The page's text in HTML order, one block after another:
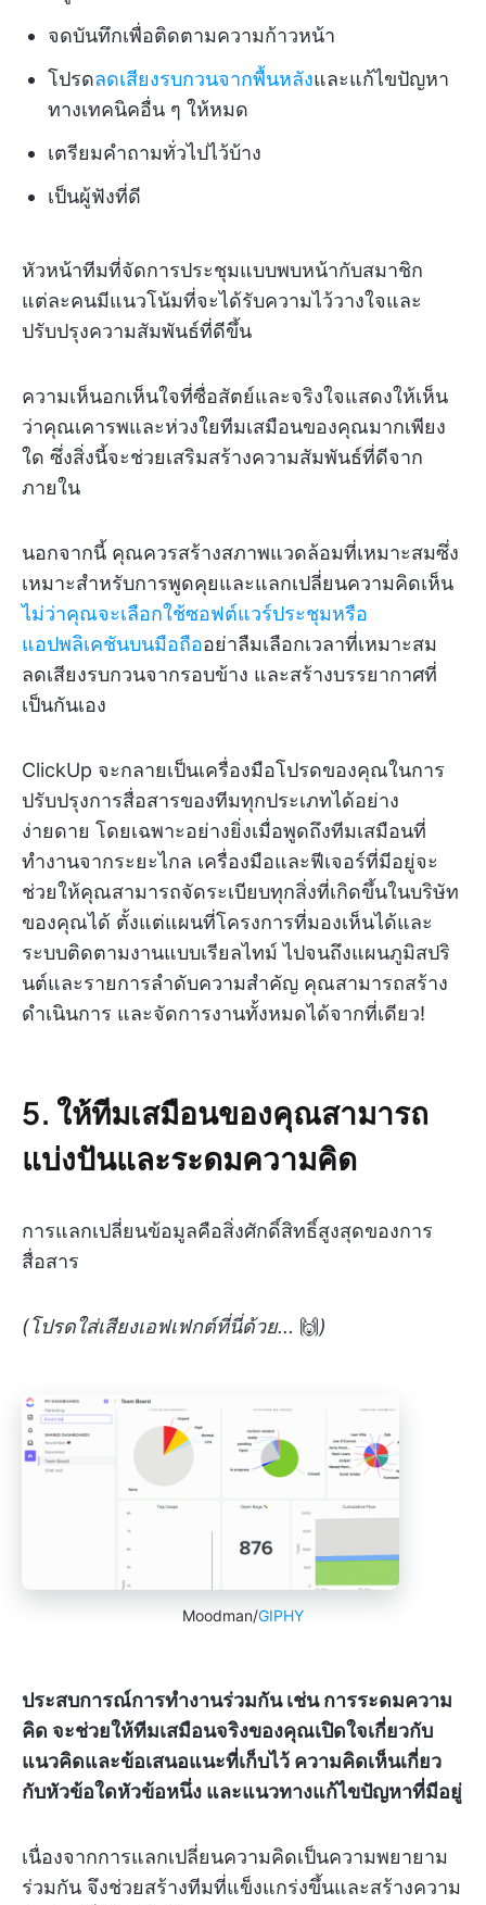
จดบันทึกเพื่อติดตามความก้าวหน้า
โปรดลดเสียงรบกวนจากพื้นหลังและแก้ไขปัญหา
ทางเทคนิคอื่น ๆ ให้หมด
เตรียมคำถามทั่วไปไว้บ้าง
เป็นผู้ฟังที่ดี
หัวหน้าทีมที่จัดการประชุมแบบพบหน้ากับสมาชิก
แต่ละคนมีแนวโน้มที่จะได้รับความไว้วางใจและ
ปรับปรุงความสัมพันธ์ที่ดีขึ้น
ความเห็นอกเห็นใจที่ซื่อสัตย์และจริงใจแสดงให้เห็น
ว่าคุณเคารพและห่วงใยทีมเสมือนของคุณมากเพียง
ใด ซึ่งสิ่งนี้จะช่วยเสริมสร้างความสัมพันธ์ที่ดีจาก
ภายใน
นอกจากนี้ คุณควรสร้างสภาพแวดล้อมที่เหมาะสมซึ่ง
เหมาะสำหรับการพูดคุยและแลกเปลี่ยนความคิดเห็น
ไม่ว่าคุณจะเลือกใช้ซอฟต์แวร์ประชุมหรือ
แอปพลิเคชันบนมือถืออย่าลืมเลือกเวลาที่เหมาะสม
ลดเสียงรบกวนจากรอบข้าง และสร้างบรรยากาศที่
เป็นกันเอง
ClickUp จะกลายเป็นเครื่องมือโปรดของคุณในการ
ปรับปรุงการสื่อสารของทีมทุกประเภทได้อย่าง
ง่ายดาย โดยเฉพาะอย่างยิ่งเมื่อพูดถึงทีมเสมือนที่
ทำงานจากระยะไกล เครื่องมือและฟีเจอร์ที่มีอยู่จะ
ช่วยให้คุณสามารถจัดระเบียบทุกสิ่งที่เกิดขึ้นในบริษัท
ของคุณได้ ตั้งแต่แผนที่โครงการที่มองเห็นได้และ
ระบบติดตามงานแบบเรียลไทม์ ไปจนถึงแผนภูมิสปริ
นต์และรายการลำดับความสำคัญ คุณสามารถสร้าง
ดำเนินการ และจัดการงานทั้งหมดได้จากที่เดียว!
5. ให้ทีมเสมือนของคุณสามารถ
แบ่งปันและระดมความคิด
การแลกเปลี่ยนข้อมูลคือสิ่งศักดิ์สิทธิ์สูงสุดของการ
สื่อสาร
(โปรดใส่เสียงเอฟเฟกต์ที่นี่ด้วย... 🙌)
Moodman/GIPHY
ประสบการณ์การทำงานร่วมกัน เช่น การระดมความ
คิด จะช่วยให้ทีมเสมือนจริงของคุณเปิดใจเกี่ยวกับ
แนวคิดและข้อเสนอแนะที่เก็บไว้ ความคิดเห็นเกี่ยว
กับหัวข้อใดหัวข้อหนึ่ง และแนวทางแก้ไขปัญหาที่มีอยู่
เนื่องจากการแลกเปลี่ยนความคิดเป็นความพยายาม
ร่วมกัน จึงช่วยสร้างทีมที่แข็งแกร่งขึ้นและสร้างความ